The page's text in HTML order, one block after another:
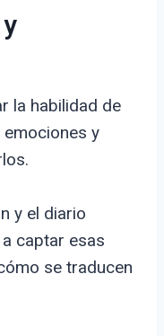
la habilidad de
y
y el diario
captar esas
se traducen